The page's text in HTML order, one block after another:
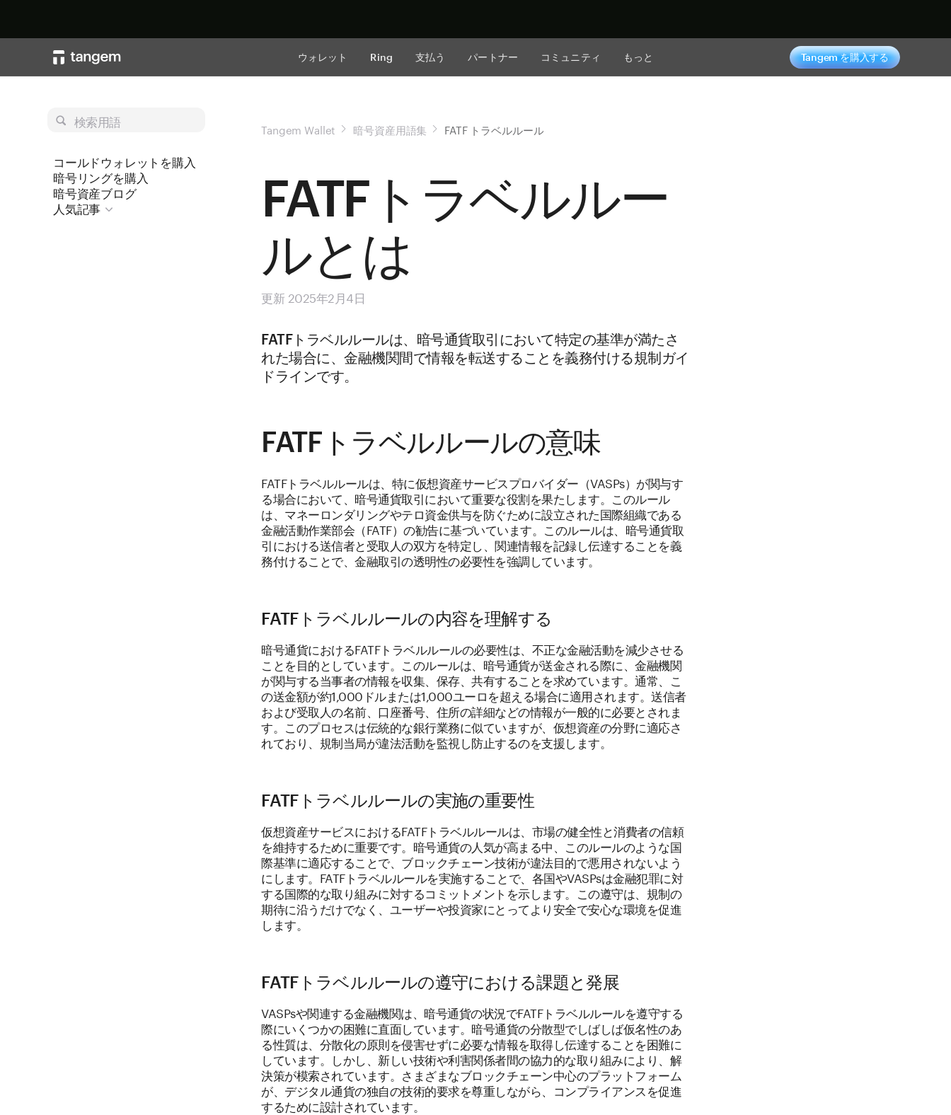
ウォレット Ring 支払う パートナー コミュニティ もっと Tangem を購入する
検索用語
コールドウォレットを購入
暗号リングを購入
暗号資産ブログ
人気記事
Tangem Wallet 暗号資産用語集 FATF トラベルルール
FATFトラベルルー
ルとは
更新 2025年2月4日
FATFトラベルルールは、暗号通貨取引において特定の基準が満たさ
れた場合に、金融機関間で情報を転送することを義務付ける規制ガイ
ドラインです。
FATFトラベルルールの意味
FATFトラベルルールは、特に仮想資産サービスプロバイダー（VASPs）が関与す
る場合において、暗号通貨取引において重要な役割を果たします。このルール
は、マネーロンダリングやテロ資金供与を防ぐために設立された国際組織である
金融活動作業部会（FATF）の勧告に基づいています。このルールは、暗号通貨取
引における送信者と受取人の双方を特定し、関連情報を記録し伝達することを義
務付けることで、金融取引の透明性の必要性を強調しています。
FATFトラベルルールの内容を理解する
暗号通貨におけるFATFトラベルルールの必要性は、不正な金融活動を減少させる
ことを目的としています。このルールは、暗号通貨が送金される際に、金融機関
が関与する当事者の情報を収集、保存、共有することを求めています。通常、こ
の送金額が約1,000ドルまたは1,000ユーロを超える場合に適用されます。送信者
および受取人の名前、口座番号、住所の詳細などの情報が一般的に必要とされま
す。このプロセスは伝統的な銀行業務に似ていますが、仮想資産の分野に適応さ
れており、規制当局が違法活動を監視し防止するのを支援します。
FATFトラベルルールの実施の重要性
仮想資産サービスにおけるFATFトラベルルールは、市場の健全性と消費者の信頼
を維持するために重要です。暗号通貨の人気が高まる中、このルールのような国
際基準に適応することで、ブロックチェーン技術が違法目的で悪用されないよう
にします。FATFトラベルルールを実施することで、各国やVASPsは金融犯罪に対
する国際的な取り組みに対するコミットメントを示します。この遵守は、規制の
期待に沿うだけでなく、ユーザーや投資家にとってより安全で安心な環境を促進
します。
FATFトラベルルールの遵守における課題と発展
VASPsや関連する金融機関は、暗号通貨の状況でFATFトラベルルールを遵守する
際にいくつかの困難に直面しています。暗号通貨の分散型でしばしば仮名性のあ
る性質は、分散化の原則を侵害せずに必要な情報を取得し伝達することを困難に
しています。しかし、新しい技術や利害関係者間の協力的な取り組みにより、解
決策が模索されています。さまざまなブロックチェーン中心のプラットフォーム
が、デジタル通貨の独自の技術的要求を尊重しながら、コンプライアンスを促進
するために設計されています。